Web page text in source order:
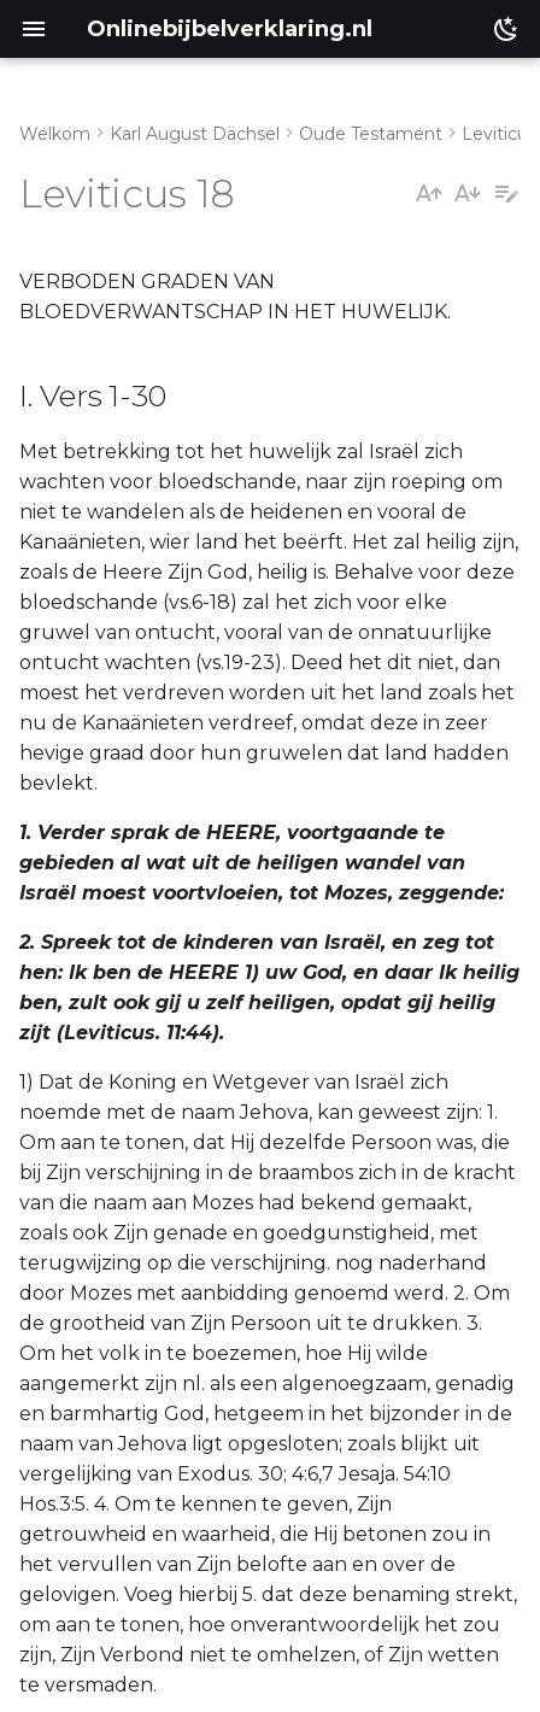
Onlinebijbelverklaring.nl
Lukas
Handelingen
Romeinen
1 Korinthe
2 Korinthe
Galaten
Éfeze
Filippenzen
1 Thessalonicenzen
2 Thessalonicenzen
1 Timótheüs
2 Timótheüs
Titus
Filémon
Hebreeën
Jakobus
1 Petrus
2 Petrus
1 Johannes
2 Johannes
3 Johannes
Judas
Openbaring
Welkom Karl August Dächsel Oude Testament Leviticus
Leviticus 18
VERBODEN GRADEN VAN
BLOEDVERWANTSCHAP IN HET HUWELIJK.
I. Vers 1-30
Met betrekking tot het huwelijk zal Israël zich
wachten voor bloedschande, naar zijn roeping om
niet te wandelen als de heidenen en vooral de
Kanaänieten, wier land het beërft. Het zal heilig zijn,
zoals de Heere Zijn God, heilig is. Behalve voor deze
bloedschande (vs.6-18) zal het zich voor elke
gruwel van ontucht, vooral van de onnatuurlijke
ontucht wachten (vs.19-23). Deed het dit niet, dan
moest het verdreven worden uit het land zoals het
nu de Kanaänieten verdreef, omdat deze in zeer
hevige graad door hun gruwelen dat land hadden
bevlekt.
1. Verder sprak de HEERE, voortgaande te
gebieden al wat uit de heiligen wandel van
Israël moest voortvloeien, tot Mozes, zeggende:
2. Spreek tot de kinderen van Israël, en zeg tot
hen: Ik ben de HEERE 1) uw God, en daar Ik heilig
ben, zult ook gij u zelf heiligen, opdat gij heilig
zijt (Leviticus. 11:44).
1) Dat de Koning en Wetgever van Israël zich
noemde met de naam Jehova, kan geweest zijn: 1.
Om aan te tonen, dat Hij dezelfde Persoon was, die
bij Zijn verschijning in de braambos zich in de kracht
van die naam aan Mozes had bekend gemaakt,
zoals ook Zijn genade en goedgunstigheid, met
terugwijzing op die verschijning. nog naderhand
door Mozes met aanbidding genoemd werd. 2. Om
de grootheid van Zijn Persoon uit te drukken. 3.
Om het volk in te boezemen, hoe Hij wilde
aangemerkt zijn nl. als een algenoegzaam, genadig
en barmhartig God, hetgeem in het bijzonder in de
naam van Jehova ligt opgesloten; zoals blijkt uit
vergelijking van Exodus. 30; 4:6,7 Jesaja. 54:10
Hos.3:5. 4. Om te kennen te geven, Zijn
getrouwheid en waarheid, die Hij betonen zou in
het vervullen van Zijn belofte aan en over de
gelovigen. Voeg hierbij 5. dat deze benaming strekt,
om aan te tonen, hoe onverantwoordelijk het zou
zijn, Zijn Verbond niet te omhelzen, of Zijn wetten
te versmaden.